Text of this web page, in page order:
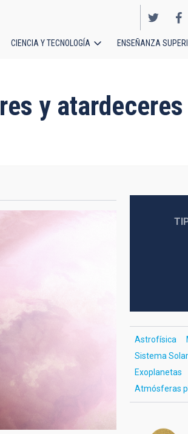
CIENCIA Y TECNOLOGÍA ENSEÑANZA
y
Astrofísica
Sistema
Exoplanetas
Atmósferas